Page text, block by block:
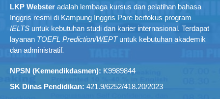
LKP Webster adalah lembaga kursus dan pelatihan bahasa
Inggris resmi di Kampung Inggris Pare berfokus program
IELTS untuk kebutuhan studi dan karier internasional. Terdapat
layanan TOEFL Prediction/WEPTuntuk kebutuhan akademik
dan administratif.
NPSN (Kemendikdasmen): K9989844
SK Dinas Pendidikan: 421.9/6252/418.20/2023